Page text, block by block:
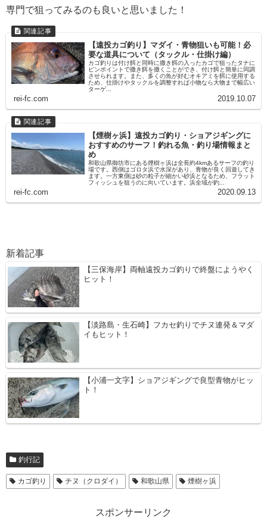
専門で狙ってみるのも良いと思いました！
【遠投カゴ釣り】マダイ・青物狙いも可能！必
要な道具について（タックル・仕掛け編）
カゴ釣りは付け餌と同時に撒き餌の入ったカゴで狙ったタナに
ピンポイントで撒き餌を撒くことができ、付け餌と簡単に同調
させられます。また、多くの魚が好むオキアミを餌に使用する
ため、仕掛けやタックルを調整すれば小物なら大物まで幅広い
ターゲ...
rei-fc.com 2019.10.07
【煙樹ヶ浜】遠投カゴ釣り・ショアジギングに
おすすめのサーフ！釣れる魚・釣り場情報まと
め
和歌山県御坊市にある煙樹ヶ浜は全長約4kmあるサーフの釣り
場です。西側はゴロタ浜で水深があり、青物が良く回遊してき
ます。一方東側は砂の粒子が細かい砂浜となるため、フラット
フィッシュを狙うのに向いています。浜全域が釣...
rei-fc.com 2020.09.13
新着記事
【三保海岸】両軸遠投カゴ釣りで終盤にようやく
ヒット！
【淡路島・生石崎】フカセ釣りでチヌ連発＆マダ
イもヒット！
【小浦一文字】ショアジギングで良型青物がヒッ
ト！
釣行記
カゴ釣り チヌ（クロダイ） 和歌山県 煙樹ヶ浜
スポンサーリンク